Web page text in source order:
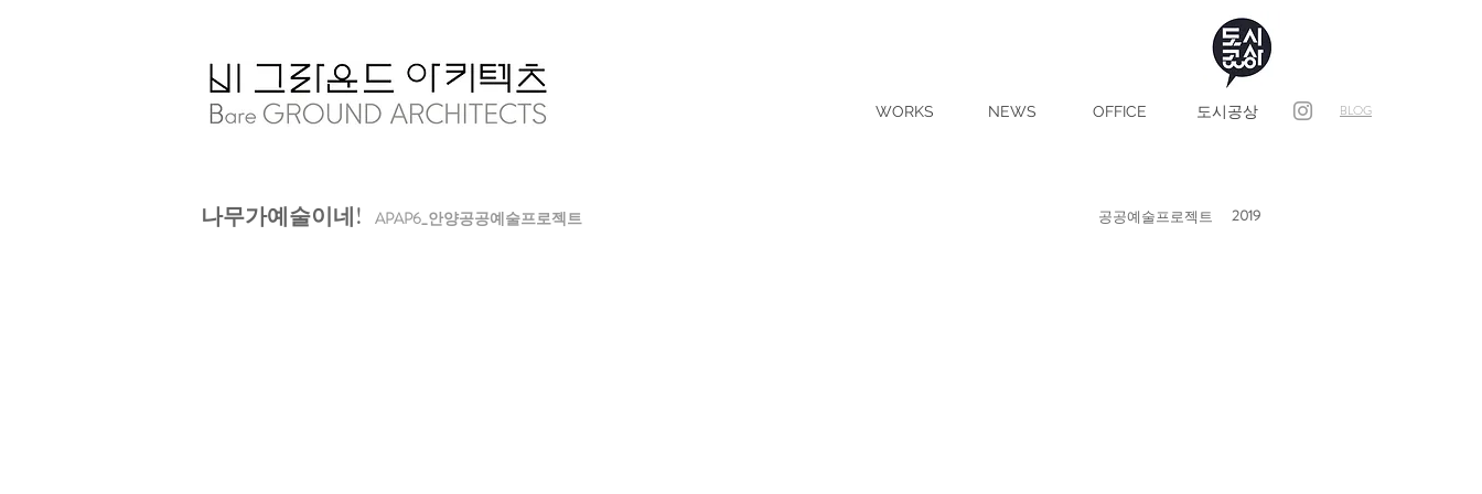
WORKS NEWS OFFICE 도시공상 BLOG
나무가예술이네! APAP6_안양공공예술프로젝트 공공예술프로젝트 2019